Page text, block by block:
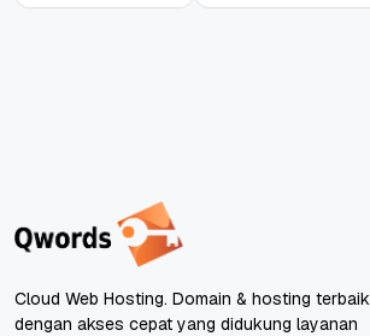
Cloud Web Hosting. Domain & hosting terbaik
dengan akses cepat yang didukung layanan